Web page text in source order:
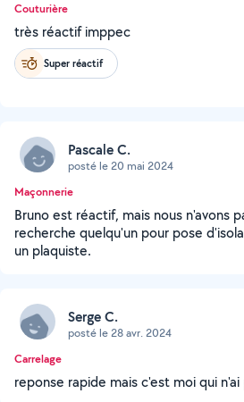
Couturière
très réactif imppec
Super réactif
Pascale C.
posté le 20 mai 2024
Maçonnerie
Bruno est réactif, mais nous n'avons
recherche quelqu'un pour pose
un plaquiste.
Serge C.
posté le 28 avr. 2024
Carrelage
reponse rapide mais c'est moi qui